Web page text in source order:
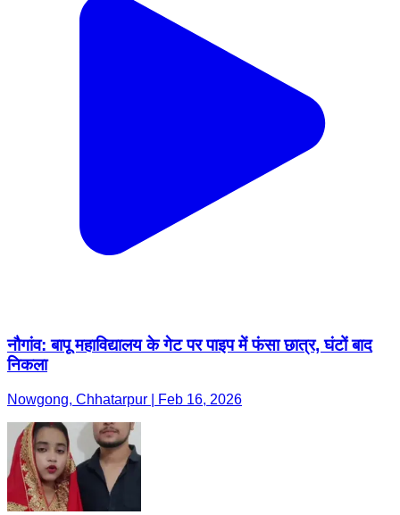
नौगांव: बापू महाविद्यालय के गेट पर पाइप में फंसा छात्र, घंटों बाद
निकला
Nowgong, Chhatarpur | Feb 16, 2026